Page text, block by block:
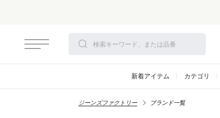
新着アイテム カテゴリ
ジーンズファクトリー ブランド一覧